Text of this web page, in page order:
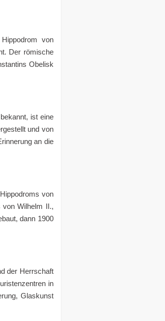
von
Der römische
Obelisk
ist eine
und von
an die
von
von Wilhelm II.,
dann 1900
der Herrschaft
in
Glaskunst